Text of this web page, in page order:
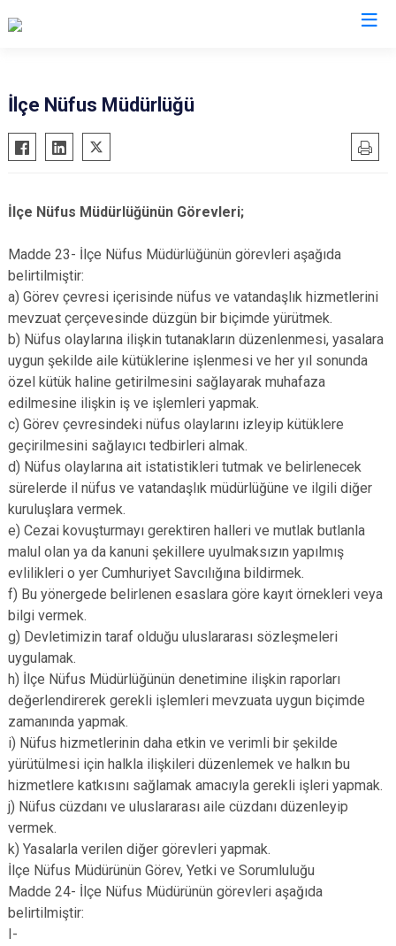
Ayancık
Boyabat
Durağan
Erfelek
Gerze
Saraydüzü
Türkeli
İlçe Nüfus Müdürlüğü
İlçe Nüfus Müdürlüğünün Görevleri;
Madde 23- İlçe Nüfus Müdürlüğünün görevleri aşağıda
belirtilmiştir:
a) Görev çevresi içerisinde nüfus ve vatandaşlık hizmetlerini
mevzuat çerçevesinde düzgün bir biçimde yürütmek.
b) Nüfus olaylarına ilişkin tutanakların düzenlenmesi, yasalara
uygun şekilde aile kütüklerine işlenmesi ve her yıl sonunda
özel kütük haline getirilmesini sağlayarak muhafaza
edilmesine ilişkin iş ve işlemleri yapmak.
c) Görev çevresindeki nüfus olaylarını izleyip kütüklere
geçirilmesini sağlayıcı tedbirleri almak.
d) Nüfus olaylarına ait istatistikleri tutmak ve belirlenecek
sürelerde il nüfus ve vatandaşlık müdürlüğüne ve ilgili diğer
kuruluşlara vermek.
e) Cezai kovuşturmayı gerektiren halleri ve mutlak butlanla
malul olan ya da kanuni şekillere uyulmaksızın yapılmış
evlilikleri o yer Cumhuriyet Savcılığına bildirmek.
f) Bu yönergede belirlenen esaslara göre kayıt örnekleri veya
bilgi vermek.
g) Devletimizin taraf olduğu uluslararası sözleşmeleri
uygulamak.
h) İlçe Nüfus Müdürlüğünün denetimine ilişkin raporları
değerlendirerek gerekli işlemleri mevzuata uygun biçimde
zamanında yapmak.
i) Nüfus hizmetlerinin daha etkin ve verimli bir şekilde
yürütülmesi için halkla ilişkileri düzenlemek ve halkın bu
hizmetlere katkısını sağlamak amacıyla gerekli işleri yapmak.
j) Nüfus cüzdanı ve uluslararası aile cüzdanı düzenleyip
vermek.
k) Yasalarla verilen diğer görevleri yapmak.
İlçe Nüfus Müdürünün Görev, Yetki ve Sorumluluğu
Madde 24- İlçe Nüfus Müdürünün görevleri aşağıda
belirtilmiştir:
I-